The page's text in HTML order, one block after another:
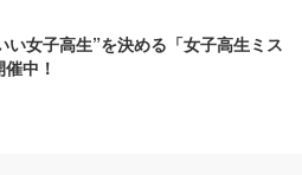
い女子高生”を決める「女子高生ミス
中！